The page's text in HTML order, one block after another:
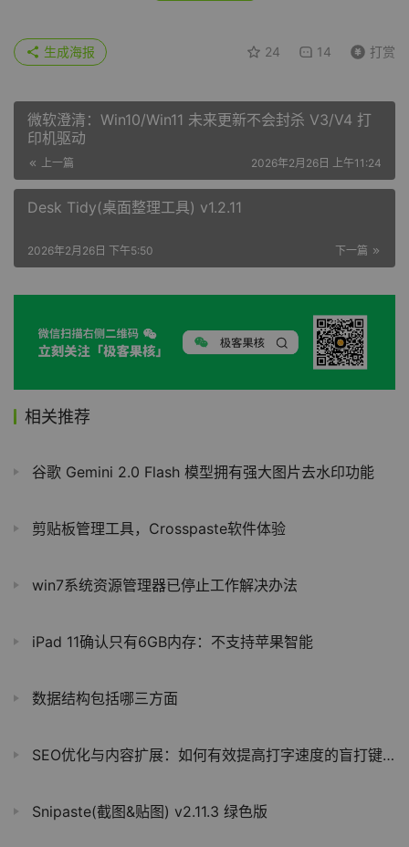
24 14 打赏
生成海报
微软澄清：Win10/Win11 未来更新不会封杀 V3/V4 打
印机驱动
上一篇 2026年2月26日 上午11:24
Desk Tidy(桌面整理工具) v1.2.11
下一篇
2026年2月26日 下午5:50
相关推荐
谷歌 Gemini 2.0 Flash 模型拥有强大图片去水印功能
剪贴板管理工具，Crosspaste软件体验
win7系统资源管理器已停止工作解决办法
iPad 11确认只有6GB内存：不支持苹果智能
数据结构包括哪三方面
SEO优化与内容扩展：如何有效提高打字速度的盲打键盘指法图顺口溜
Snipaste(截图&贴图) v2.11.3 绿色版